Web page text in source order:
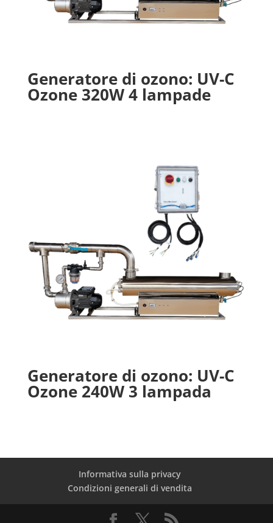
Generatore di ozono: UV-C
Ozone 320W 4 lampade
Generatore di ozono: UV-C
Ozone 240W 3 lampada
Informativa sulla privacy
Condizioni generali di vendita